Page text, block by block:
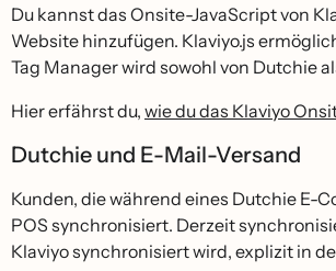
Du kannst das Onsite-JavaScript von
Website hinzufügen. Klaviyo.js
Tag Manager wird sowohl von Dutchie
Hier erfährst du, wie du das Klaviyo
Dutchie und E-Mail-Versand
Kunden, die während eines Dutchie
POS synchronisiert. Derzeit
Klaviyo synchronisiert wird, explizit in